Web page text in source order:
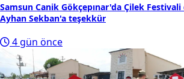
Samsun Canik Gökçepınar'da Çilek
Ayhan Sekban'a teşekkür
4 gün önce